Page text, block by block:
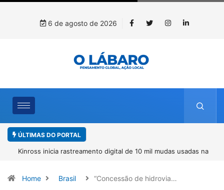
6 de agosto de 2026
ÚLTIMAS DO PORTAL
Kinross inicia rastreamento digital de 10 mil mudas usadas na
Home Brasil “Concessão de hidrovia…